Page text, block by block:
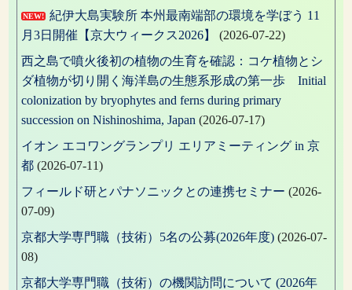
NEW!
紀伊大島実験所 本州最南端部の環境を学ぼう 11
月3日開催【京大ウィークス2026】
(2026-07-22)
西之島で噴火後初の植物の生育を確認：コケ植物とシ
ダ植物が切り開く海洋島の生態系形成の第一歩 Initial
colonization by bryophytes and ferns during primary
succession on Nishinoshima, Japan (2026-07-17)
イオン エコワングランプリ エリアミーティング in 京
都 (2026-07-11)
フィールド研とパナソニックとの連携セミナー (2026-
07-09)
京都大学専門職（技術）5名の公募(2026年度) (2026-07-
08)
京都大学専門職（技術）の機関訪問について (2026年